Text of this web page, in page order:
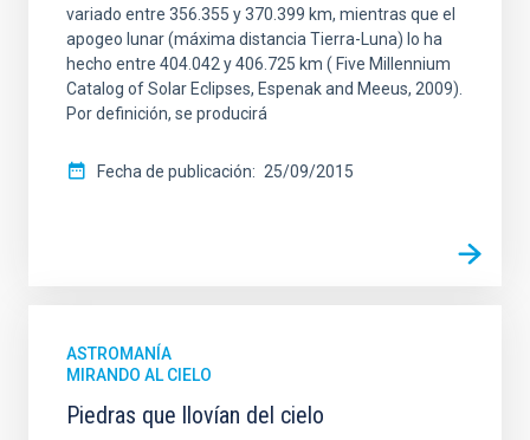
variado entre 356.355 y 370.399 km, mientras que el
apogeo lunar (máxima distancia Tierra-Luna) lo ha
hecho entre 404.042 y 406.725 km ( Five Millennium
Catalog of Solar Eclipses, Espenak and Meeus, 2009).
Por definición, se producirá
Fecha de publicación 25/09/2015
ASTROMANÍA
MIRANDO AL CIELO
Piedras que llovían del cielo